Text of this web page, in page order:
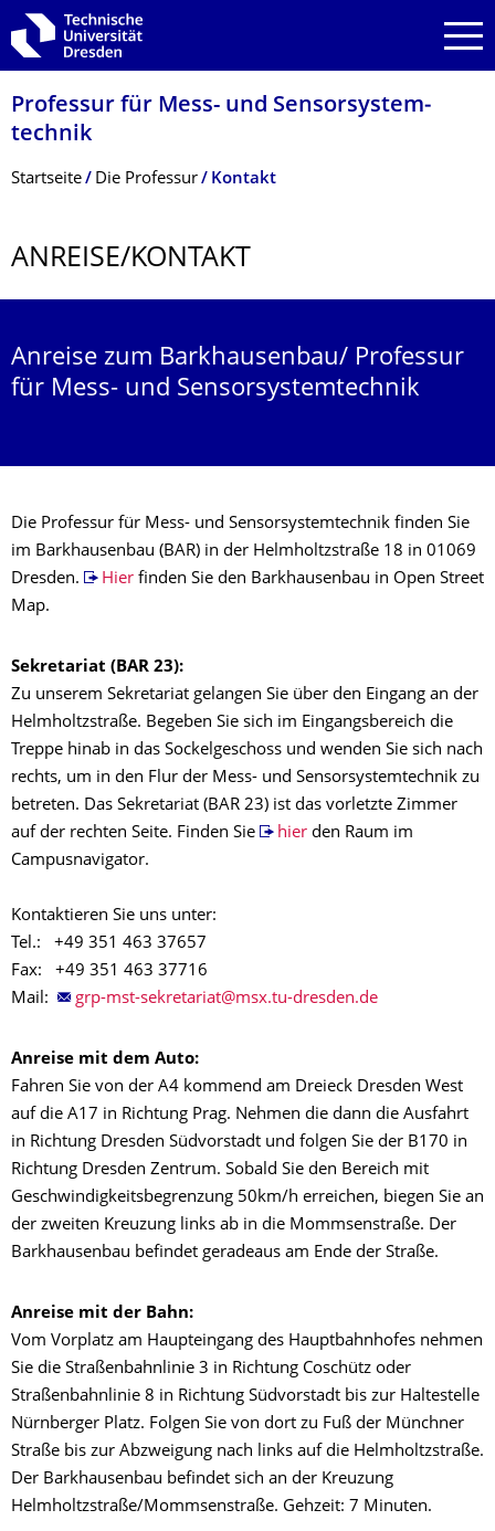
Zur Hauptnavigation springen
Zur Suche springen
Zum Inhalt springen
Professur für Mess- und Sensor­system­
technik
Breadcrumb-Menü
Startseite Die Professur Kontakt
ANREISE/KONTAKT
Anreise zum Barkhausenbau/ Professur
für Mess- und Sensorsystemtechnik
Die Professur für Mess- und Sensorsystemtechnik finden Sie
im Barkhausenbau (BAR) in der Helmholtzstraße 18 in 01069
Dresden.
Hierfinden Sie den Barkhausenbau in Open Street
Map.
Sekretariat (BAR 23):
Zu unserem Sekretariat gelangen Sie über den Eingang an der
Helmholtzstraße. Begeben Sie sich im Eingangsbereich die
Treppe hinab in das Sockelgeschoss und wenden Sie sich nach
rechts, um in den Flur der Mess- und Sensorsystemtechnik zu
betreten. Das Sekretariat (BAR 23) ist das vorletzte Zimmer
auf der rechten Seite. Finden Sie
hierden Raum im
Campusnavigator.
Kontaktieren Sie uns unter:
Tel.: +49 351 463 37657
Fax: +49 351 463 37716
Mail:
Anreise mit dem Auto:
Fahren Sie von der A4 kommend am Dreieck Dresden West
auf die A17 in Richtung Prag. Nehmen die dann die Ausfahrt
in Richtung Dresden Südvorstadt und folgen Sie der B170 in
Richtung Dresden Zentrum. Sobald Sie den Bereich mit
Geschwindigkeitsbegrenzung 50km/h erreichen, biegen Sie an
der zweiten Kreuzung links ab in die Mommsenstraße. Der
Barkhausenbau befindet geradeaus am Ende der Straße.
Anreise mit der Bahn:
Vom Vorplatz am Haupteingang des Hauptbahnhofes nehmen
Sie die Straßenbahnlinie 3 in Richtung Coschütz oder
Straßenbahnlinie 8 in Richtung Südvorstadt bis zur Haltestelle
Nürnberger Platz. Folgen Sie von dort zu Fuß der Münchner
Straße bis zur Abzweigung nach links auf die Helmholtzstraße.
Der Barkhausenbau befindet sich an der Kreuzung
Helmholtzstraße/Mommsenstraße. Gehzeit: 7 Minuten.